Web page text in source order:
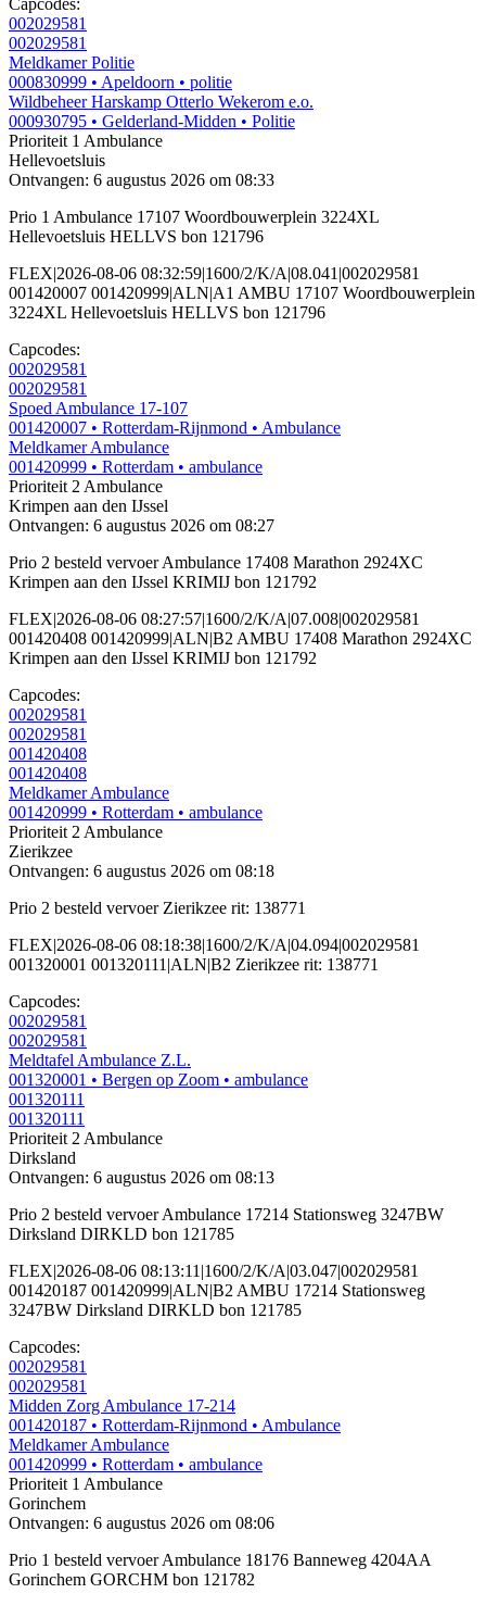
Capcodes:
002029581
002029581
Meldkamer Politie
000830999 • Apeldoorn • politie
Wildbeheer Harskamp Otterlo Wekerom e.o.
000930795 • Gelderland-Midden • Politie
Prioriteit 1 Ambulance
Hellevoetsluis
Ontvangen: 6 augustus 2026 om 08:33
Prio 1 Ambulance 17107 Woordbouwerplein 3224XL
Hellevoetsluis HELLVS bon 121796
FLEX|2026-08-06 08:32:59|1600/2/K/A|08.041|002029581
001420007 001420999|ALN|A1 AMBU 17107 Woordbouwerplein
3224XL Hellevoetsluis HELLVS bon 121796
Capcodes:
002029581
002029581
Spoed Ambulance 17-107
001420007 • Rotterdam-Rijnmond • Ambulance
Meldkamer Ambulance
001420999 • Rotterdam • ambulance
Prioriteit 2 Ambulance
Krimpen aan den IJssel
Ontvangen: 6 augustus 2026 om 08:27
Prio 2 besteld vervoer Ambulance 17408 Marathon 2924XC
Krimpen aan den IJssel KRIMIJ bon 121792
FLEX|2026-08-06 08:27:57|1600/2/K/A|07.008|002029581
001420408 001420999|ALN|B2 AMBU 17408 Marathon 2924XC
Krimpen aan den IJssel KRIMIJ bon 121792
Capcodes:
002029581
002029581
001420408
001420408
Meldkamer Ambulance
001420999 • Rotterdam • ambulance
Prioriteit 2 Ambulance
Zierikzee
Ontvangen: 6 augustus 2026 om 08:18
Prio 2 besteld vervoer Zierikzee rit: 138771
FLEX|2026-08-06 08:18:38|1600/2/K/A|04.094|002029581
001320001 001320111|ALN|B2 Zierikzee rit: 138771
Capcodes:
002029581
002029581
Meldtafel Ambulance Z.L.
001320001 • Bergen op Zoom • ambulance
001320111
001320111
Prioriteit 2 Ambulance
Dirksland
Ontvangen: 6 augustus 2026 om 08:13
Prio 2 besteld vervoer Ambulance 17214 Stationsweg 3247BW
Dirksland DIRKLD bon 121785
FLEX|2026-08-06 08:13:11|1600/2/K/A|03.047|002029581
001420187 001420999|ALN|B2 AMBU 17214 Stationsweg
3247BW Dirksland DIRKLD bon 121785
Capcodes:
002029581
002029581
Midden Zorg Ambulance 17-214
001420187 • Rotterdam-Rijnmond • Ambulance
Meldkamer Ambulance
001420999 • Rotterdam • ambulance
Prioriteit 1 Ambulance
Gorinchem
Ontvangen: 6 augustus 2026 om 08:06
Prio 1 besteld vervoer Ambulance 18176 Banneweg 4204AA
Gorinchem GORCHM bon 121782